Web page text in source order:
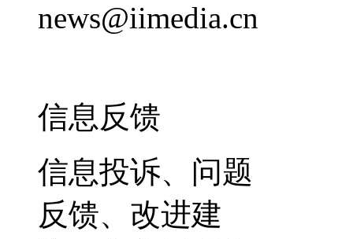
news@iimedia.cn
信息反馈
信息投诉、问题
反馈、改进建